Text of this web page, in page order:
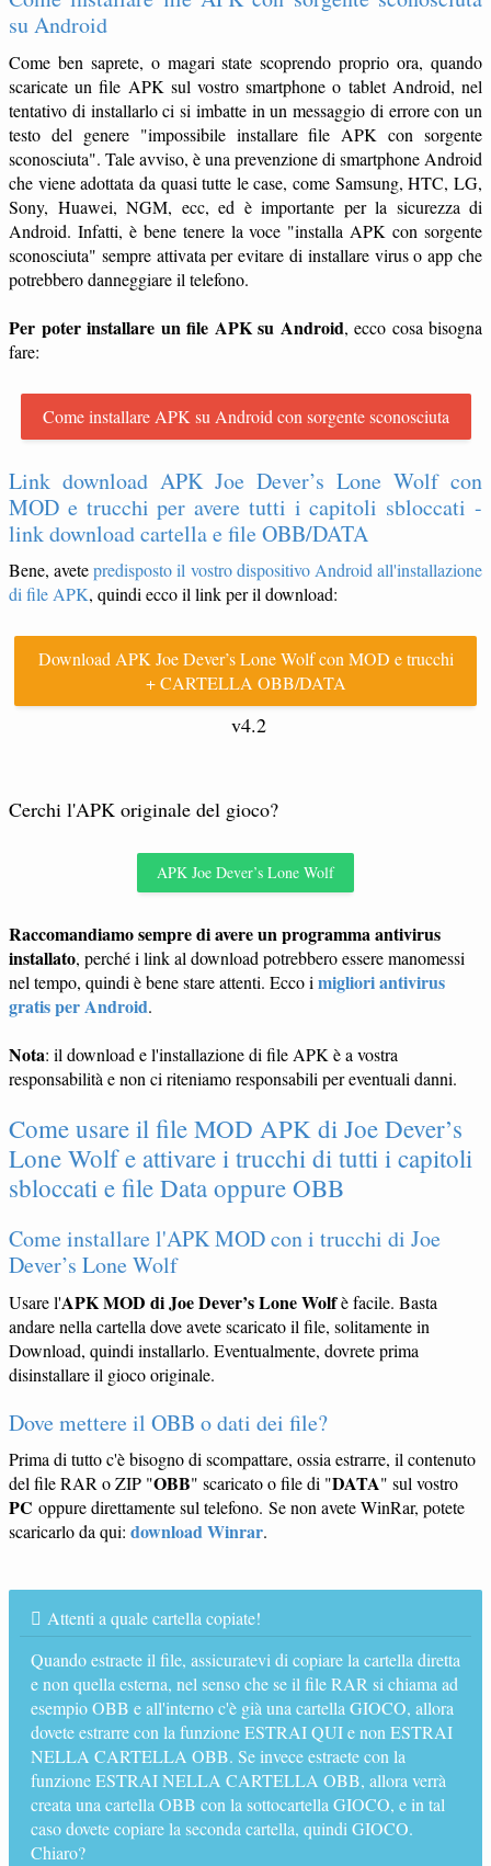
su Android
Come ben saprete, o magari state scoprendo proprio ora, quando
scaricate un file APK sul vostro smartphone o tablet Android, nel
tentativo di installarlo ci si imbatte in un messaggio di errore con un
testo del genere "impossibile installare file APK con sorgente
sconosciuta". Tale avviso, è una prevenzione di smartphone Android
che viene adottata da quasi tutte le case, come Samsung, HTC, LG,
Sony, Huawei, NGM, ecc, ed è importante per la sicurezza di
Android. Infatti, è bene tenere la voce "installa APK con sorgente
sconosciuta" sempre attivata per evitare di installare virus o app che
potrebbero danneggiare il telefono.
Per poter installare un file APK su Android, ecco cosa bisogna
fare:
Come installare APK su Android con sorgente sconosciuta
Link download APK Joe Dever’s Lone Wolf con
MOD e trucchi per avere tutti i capitoli sbloccati -
link download cartella e file OBB/DATA
Bene, avetepredisposto il vostro dispositivo Android all'installazione
di file APK, quindi ecco il link per il download:
Download APK Joe Dever’s Lone Wolf con MOD e trucchi
+ CARTELLA OBB/DATA
v4.2
Cerchi l'APK originale del gioco?
APK Joe Dever’s Lone Wolf
Raccomandiamo sempre di avere un programma antivirus
installato, perché i link al download potrebbero essere manomessi
nel tempo, quindi è bene stare attenti. Ecco i migliori antivirus
gratis per Android.
Nota: il download e l'installazione di file APK è a vostra
responsabilità e non ci riteniamo responsabili per eventuali danni.
Come usare il file MOD APK di Joe Dever’s
Lone Wolf e attivare i trucchi di tutti i capitoli
sbloccati e file Data oppure OBB
Come installare l'APK MOD con i trucchi di Joe
Dever’s Lone Wolf
Usare l'APK MOD di Joe Dever’s Lone Wolfè facile. Basta
andare nella cartella dove avete scaricato il file, solitamente in
Download, quindi installarlo. Eventualmente, dovrete prima
disinstallare il gioco originale.
Dove mettere il OBB o dati dei file?
Prima di tutto c'è bisogno di scompattare, ossia estrarre, il contenuto
del file RAR o ZIP "OBB" scaricato o file di "DATA" sul vostro
PC oppure direttamente sul telefono. Se non avete WinRar, potete
scaricarlo da qui: download Winrar.
Attenti a quale cartella copiate!
Quando estraete il file, assicuratevi di copiare la cartella diretta
e non quella esterna, nel senso che se il file RAR si chiama ad
esempio OBB e all'interno c'è già una cartella GIOCO, allora
dovete estrarre con la funzione ESTRAI QUI e non ESTRAI
NELLA CARTELLA OBB. Se invece estraete con la
funzione ESTRAI NELLA CARTELLA OBB, allora verrà
creata una cartella OBB con la sottocartella GIOCO, e in tal
caso dovete copiare la seconda cartella, quindi GIOCO.
Chiaro?